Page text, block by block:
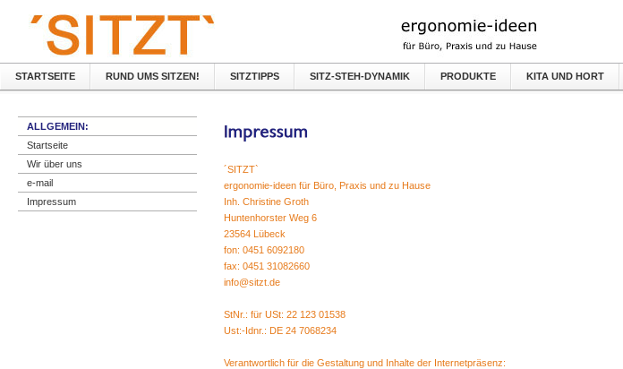
STARTSEITE RUND UMS SITZEN! SITZTIPPS SITZ-STEH-DYNAMIK PRODUKTE KITA UND HORT
ALLGEMEIN:
Startseite
Wir über uns
e-mail
Impressum
´SITZT`
ergonomie-ideen für Büro, Praxis und zu Hause
Inh. Christine Groth
Huntenhorster Weg 6
23564 Lübeck
fon: 0451 6092180
fax: 0451 31082660
info@sitzt.de
StNr.: für USt: 22 123 01538
Ust:-Idnr.: DE 24 7068234
Verantwortlich für die Gestaltung und Inhalte der Internetpräsenz: